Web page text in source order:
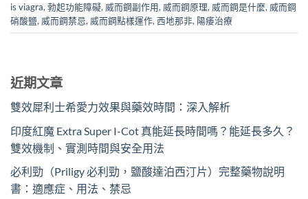
is viagra, 勃起功能障礙, 威而鋼副作用, 威而鋼原理, 威而鋼是什麼, 威而鋼
硝酸鹽, 威而鋼禁忌, 威而鋼點樣運作, 西地那非, 陽痿治療
近期文章
雙效犀利士希愛力效果與藥效時間：深入解析
印度紅魔 Extra Super I-Cot 真能延長時間嗎？能延長多久？
雙效機制、實測時間與安全用法
必利勁（Priligy 必利勁，鹽酸達泊西汀片）完整藥物說明
書：適應症、用法、禁忌